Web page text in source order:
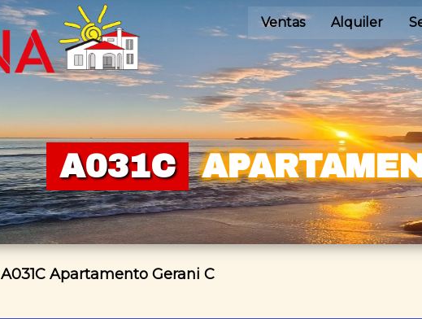
A031C
Alquiler
Ventas
A031C Apartamento Gerani C